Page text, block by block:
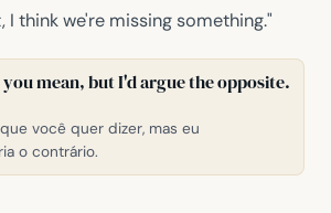
I think we're missing something."
you mean, but I'd argue the opposite.
você quer dizer, mas eu
o contrário.